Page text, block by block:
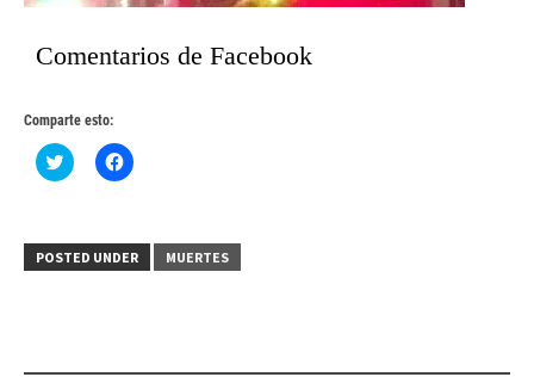
Comentarios de Facebook
Comparte esto:
Haz
clic
(Se
abre
Haz
clic
(Se
abre
POSTED UNDER MUERTES